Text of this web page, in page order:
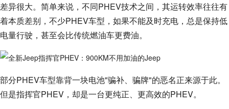
差异很大。简单来说，不同PHEV技术之间，其运转效率往往有
着本质差别，不少PHEV车型，如果不能及时充电，总是保持低
电量行驶，甚至会比传统燃油车更费油。
部分PHEV车型靠背一块电池"骗补、骗牌"的恶名正来源于此。
但是指挥官PHEV，却是一台更纯正、更高效的PHEV。